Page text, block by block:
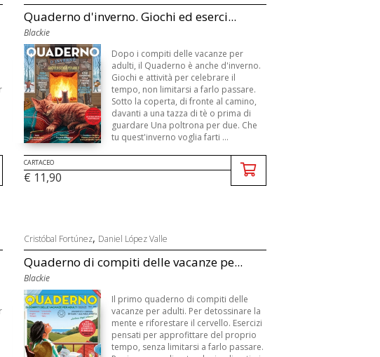
Quaderno d'inverno. Giochi ed eserci...
Blackie
Dopo i compiti delle vacanze per
adulti, il Quaderno è anche d'inverno.
Giochi e attività per celebrare il
tempo, non limitarsi a farlo passare.
Sotto la coperta, di fronte al camino,
davanti a una tazza di tè o prima di
guardare Una poltrona per due. Che
tu quest'inverno voglia farti ...
CARTACEO
€ 11,90
Cristóbal Fortúnez, Daniel López Valle
Quaderno di compiti delle vacanze pe...
Blackie
Il primo quaderno di compiti delle
vacanze per adulti. Per detossinare la
mente e riforestare il cervello. Esercizi
pensati per approfittare del proprio
tempo, senza limitarsi a farlo passare.